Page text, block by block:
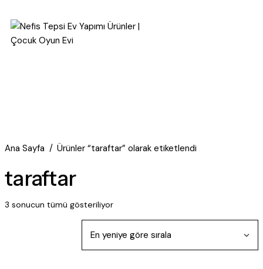
Ana Sayfa Ürünler “taraftar” olarak etiketlendi
taraftar
3 sonucun tümü gösteriliyor